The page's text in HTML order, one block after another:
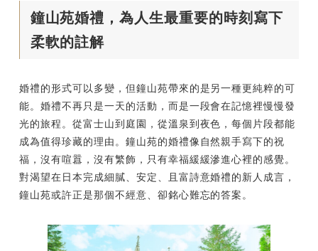
鐘山苑婚禮，為人生最重要的時刻寫下
柔軟的註解
婚禮的形式可以多變，但鐘山苑帶來的是另一種更純粹的可
能。婚禮不再只是一天的活動，而是一段會在記憶裡慢慢發
光的旅程。從富士山到庭園，從溫泉到夜色，每個片段都能
成為值得珍藏的理由。鐘山苑的婚禮像自然親手寫下的祝
福，沒有喧囂，沒有繁飾，只有幸福緩緩滲進心裡的感覺。
對渴望在日本完成細膩、安定、且富詩意婚禮的新人成言，
鐘山苑或許正是那個不經意、卻銘心難忘的答案。